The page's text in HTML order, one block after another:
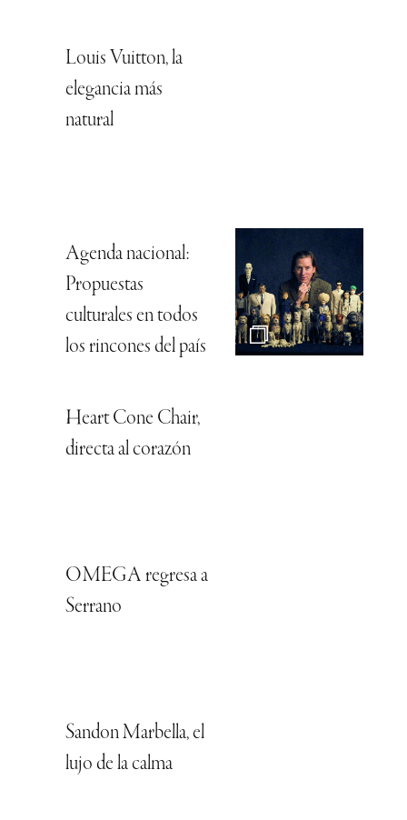
Louis Vuitton, la
elegancia más
natural
Agenda nacional:
Propuestas
culturales en todos
los rincones del país
Heart Cone Chair,
directa al corazón
OMEGA regresa a
Serrano
Sandon Marbella, el
lujo de la calma